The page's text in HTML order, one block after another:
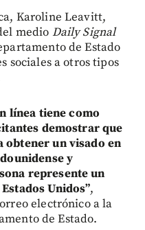
Karoline Leavitt,
medio Daily Signal
de Estado
sociales a otros tipos
línea tiene como
demostrar que
un visado en
y
represente un
Unidos”,
electrónico a la
de Estado.